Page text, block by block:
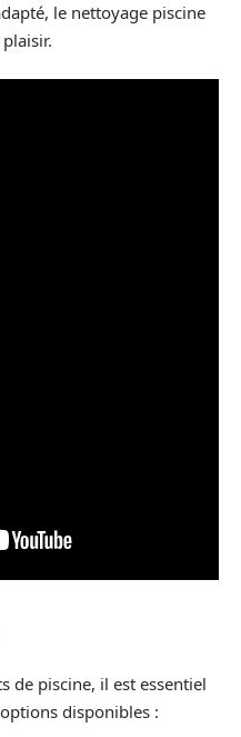
le nettoyage piscine
de piscine, il est essentiel
disponibles :